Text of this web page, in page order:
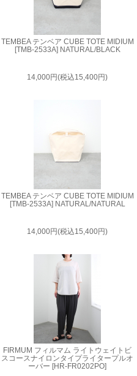
TEMBEA テンベア CUBE TOTE MIDIUM
[TMB-2533A] NATURAL/BLACK
14,000円(税込15,400円)
TEMBEA テンベア CUBE TOTE MIDIUM
[TMB-2533A] NATURAL/NATURAL
14,000円(税込15,400円)
FIRMUM フィルマム ライトウェイトビ
スコースナイロンタイプライタープルオ
ーバー [HR-FR0202PO]